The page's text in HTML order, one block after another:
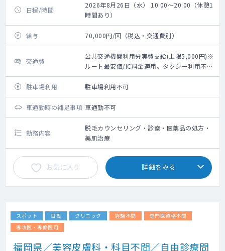
日程/時間
2026年8月26日（水） 10:00～20:00（休憩1
時間あり）
給与 70,000円/回（税込・交通費別）
交通費
公共交通機関利用分実費支給(上限5,000円)※
ルート最安値/IC料金適用。タクシー利用不
可。
駐車場利用
駐車場利用不可
車通勤時の補足事項 車通勤不可
勤務内容
脱毛カウンセリング・診察・医薬品の処方・
美肌治療
お気に入り 詳細をみる
スポット 日勤 クリニック 経験不問
専門医資格不問
専攻医・専修医可
福岡県／美容皮膚科・科目不問／自由診療問